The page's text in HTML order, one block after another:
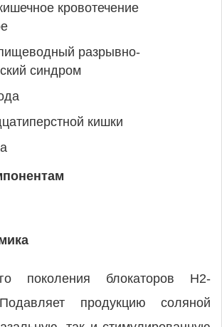
кровотечение
разрывно-
синдром
кишки
поколения блокаторов Н2-
продукцию соляной